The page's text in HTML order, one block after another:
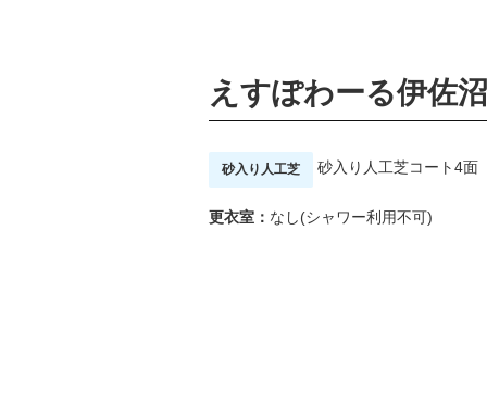
えすぽわーる伊佐沼
砂入り人工芝 砂入り人工芝コート4面
更衣室： なし(シャワー利用不可)